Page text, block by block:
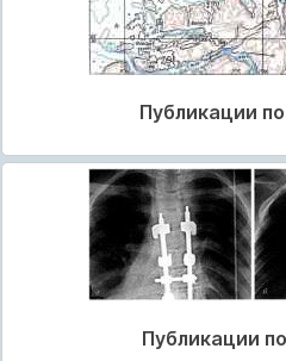
Публикации
Публикации